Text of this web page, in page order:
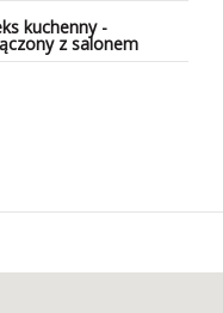
kuchenny -
z salonem